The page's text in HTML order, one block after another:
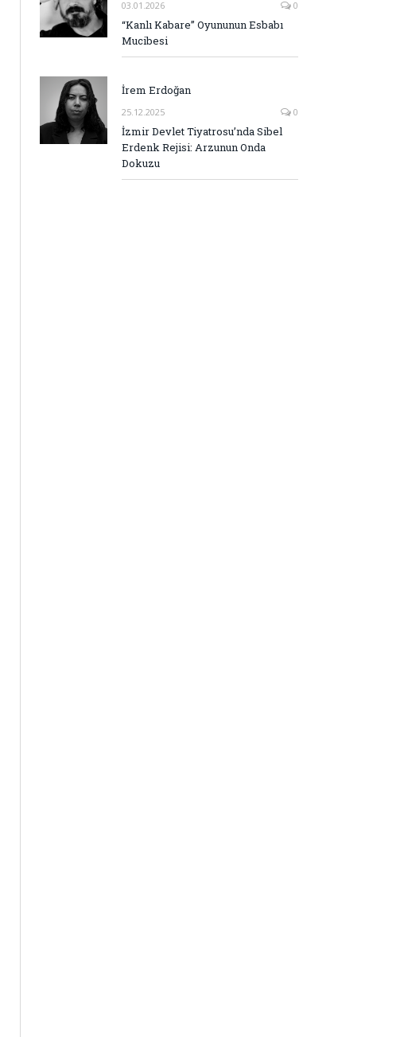
03.01.2026 0
“Kanlı Kabare” Oyununun Esbabı
Mucibesi
İrem Erdoğan
25.12.2025 0
İzmir Devlet Tiyatrosu’nda Sibel
Erdenk Rejisi: Arzunun Onda
Dokuzu